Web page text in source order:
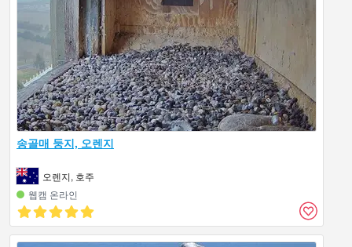
송골매 둥지, 오렌지
오렌지, 호주
웹캠 온라인